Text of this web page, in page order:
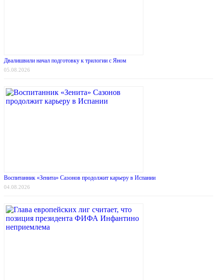
Двалишвили начал подготовку к трилогии с Яном
05.08.2026
Воспитанник «Зенита» Сазонов продолжит карьеру в Испании
04.08.2026